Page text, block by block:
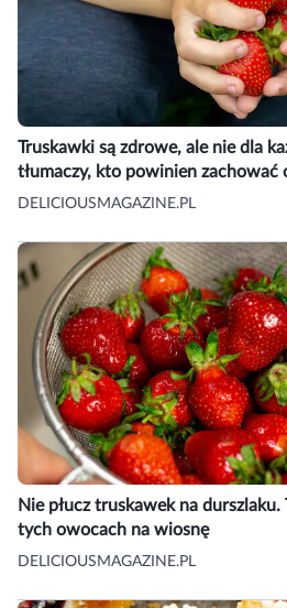
Truskawki są zdrowe, ale nie dla
tłumaczy, kto powinien zachować
DELICIOUSMAGAZINE.PL
Nie płucz truskawek na durszlaku.
tych owocach na wiosnę
DELICIOUSMAGAZINE.PL